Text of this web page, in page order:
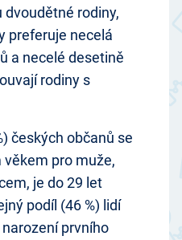
dvoudětné rodiny,
preferuje necelá
a necelé desetině
rodiny s
českých občanů se
pro muže,
je do 29 let
podíl (46 %) lidí
prvního